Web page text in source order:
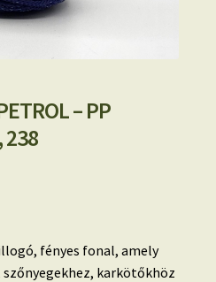
– PP
fényes fonal, amely
karkötőkhöz